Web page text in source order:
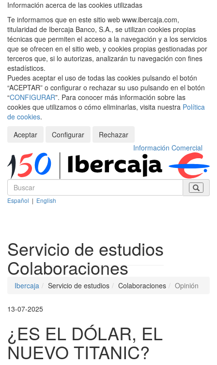
Información acerca de las cookies utilizadas
Te informamos que en este sitio web www.ibercaja.com,
titularidad de Ibercaja Banco, S.A., se utilizan cookies propias
técnicas que permiten el acceso a la navegación y a los servicios
que se ofrecen en el sitio web, y cookies propias gestionadas por
terceros que, si lo autorizas, analizarán tu navegación con fines
estadísticos.
Puedes aceptar el uso de todas las cookies pulsando el botón
“ACEPTAR” o configurar o rechazar su uso pulsando en el botón
“CONFIGURAR”. Para conocer más información sobre las
cookies que utilizamos o cómo eliminarlas, visita nuestra Política
de cookies.
Aceptar
Configurar
Rechazar
Información Comercial
Español | English
Servicio de estudios
Colaboraciones
Ibercaja Servicio de estudios Colaboraciones Opinión
13-07-2025
¿ES EL DÓLAR, EL
NUEVO TITANIC?